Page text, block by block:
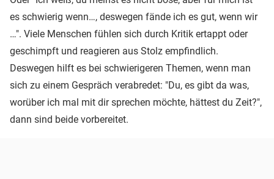
es schwierig wenn…, deswegen fände ich es gut, wenn wir
…". Viele Menschen fühlen sich durch Kritik ertappt oder
geschimpft und reagieren aus Stolz empfindlich.
Deswegen hilft es bei schwierigeren Themen, wenn man
sich zu einem Gespräch verabredet: "Du, es gibt da was,
worüber ich mal mit dir sprechen möchte, hättest du Zeit?",
dann sind beide vorbereitet.